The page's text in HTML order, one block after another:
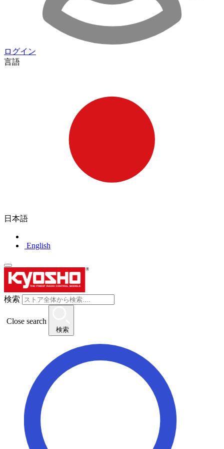
ログイン
言語
日本語
English
検索
Close search
検索